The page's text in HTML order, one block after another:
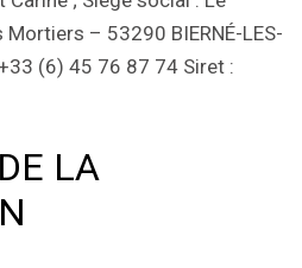
– 53290 BIERNÉ-LES-
(6) 45 76 87 74 Siret :
LA